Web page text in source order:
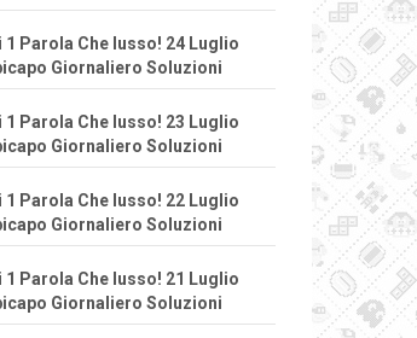
1 Parola Che lusso! 24 Luglio
Giornaliero Soluzioni
1 Parola Che lusso! 23 Luglio
Giornaliero Soluzioni
1 Parola Che lusso! 22 Luglio
Giornaliero Soluzioni
1 Parola Che lusso! 21 Luglio
Giornaliero Soluzioni